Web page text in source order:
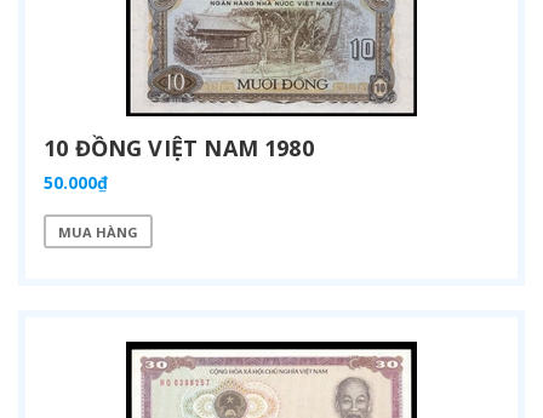
10 ĐỒNG VIỆT NAM 1980
50.000₫
MUA HÀNG